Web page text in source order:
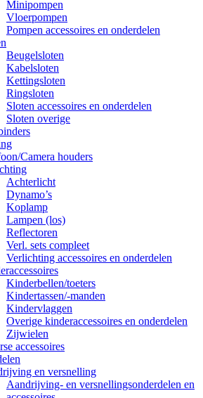
Minipompen
Vloerpompen
Pompen accessoires en onderdelen
Beugelsloten
Kabelsloten
Kettingsloten
Ringsloten
Sloten accessoires en onderdelen
Sloten overige
Camera houders
Achterlicht
Dynamo’s
Koplamp
Lampen (los)
Reflectoren
Verl. sets compleet
Verlichting accessoires en onderdelen
Kinderbellen/toeters
Kindertassen/-manden
Kindervlaggen
Overige kinderaccessoires en onderdelen
Zijwielen
accessoires
en versnelling
Aandrijving- en versnellingsonderdelen en